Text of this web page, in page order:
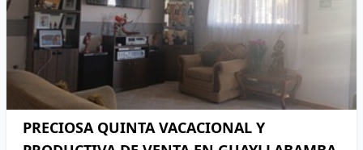
PRECIOSA QUINTA VACACIONAL Y